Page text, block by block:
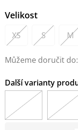
Velikost
XS S M
Můžeme doručit do: